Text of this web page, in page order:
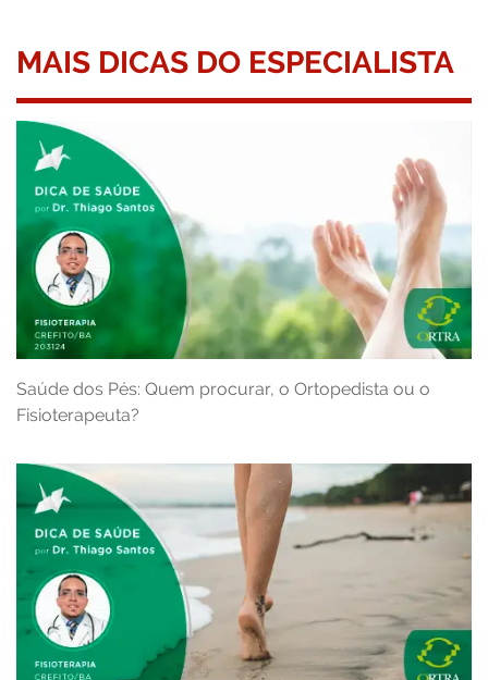
MAIS DICAS DO ESPECIALISTA
Saúde dos Pés: Quem procurar, o Ortopedista ou o
Fisioterapeuta?